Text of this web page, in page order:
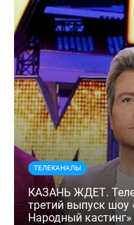
ТЕЛЕКАНАЛЫ
КАЗАНЬ ЖДЕТ.
третий выпуск шоу
Народный кастинг»